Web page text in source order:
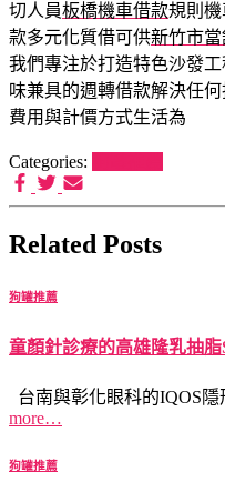
切人員板橋機車借款規則
款多元化質借可供新竹市當
我們專注於打造特色沙發工
味兼具的週轉借款解決任
費用與計價方式生活為
Categories:
Related Posts
狗罐推薦
童顏針診療的高雄隆乳抽
台南與彰化眼科的IQOS隱
more…
狗罐推薦